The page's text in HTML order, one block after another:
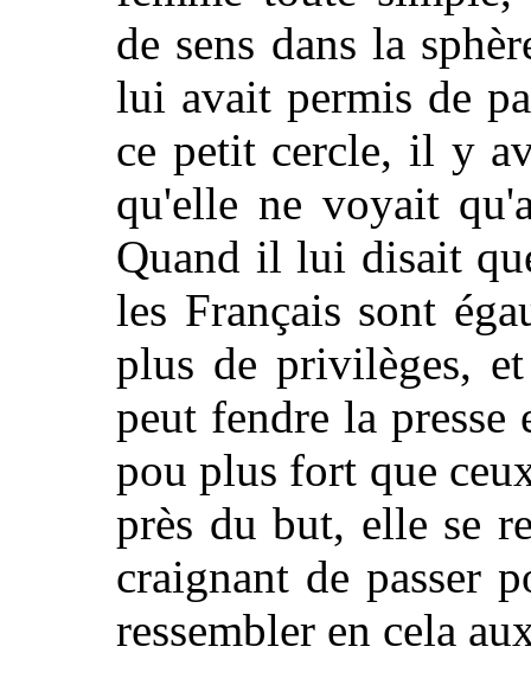
de sens dans la
lui avait permis de
ce petit cercle, il y
qu'elle ne voyait
Quand il lui disait
les Français sont
plus de privilèges,
peut fendre la presse
pou plus fort que
près du but, elle se
craignant de passer
ressembler en cela